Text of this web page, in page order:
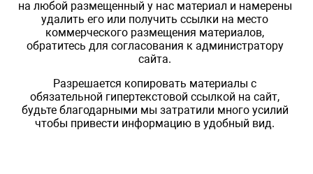
на любой размещенный у нас материал и намерены
удалить его или получить ссылки на место
коммерческого размещения материалов,
обратитесь для согласования к администратору
сайта.
Разрешается копировать материалы с
обязательной гипертекстовой ссылкой на сайт,
будьте благодарными мы затратили много усилий
чтобы привести информацию в удобный вид.